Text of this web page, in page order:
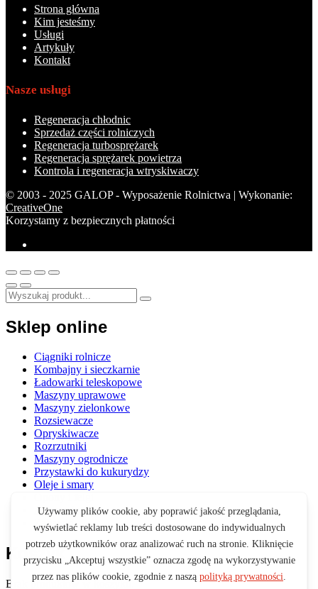
Strona główna
Kim jesteśmy
Usługi
Artykuły
Kontakt
Nasze usługi
Regeneracja chłodnic
Sprzedaż części rolniczych
Regeneracja turbosprężarek
Regeneracja sprężarek powietrza
Kontrola i regeneracja wtryskiwaczy
© 2003 - 2025 GALOP - Wyposażenie Rolnictwa | Wykonanie:
CreativeOne
Korzystamy z bezpiecznych płatności
Sklep online
Ciągniki rolnicze
Kombajny i sieczkarnie
Ładowarki teleskopowe
Maszyny uprawowe
Maszyny zielonkowe
Rozsiewacze
Opryskiwacze
Rozrzutniki
Maszyny ogrodnicze
Przystawki do kukurydzy
Oleje i smary
Akcesoria
Zabawki
Koszyk
Brak produktów w koszyku.